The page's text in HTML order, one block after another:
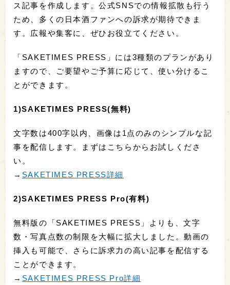
ス記事を作成します。公式SNSでの情報拡散も行う
ため、多くの日本酒ファンへの訴求が期待できま
す。広報や集客に、ぜひお役立てください。
「SAKETIMES PRESS」には3種類のプランがあり
ますので、ご要望やご予算に応じて、使い分けるこ
とができます。
1)SAKETIMES PRESS(無料)
文字数は400字以内、画像は1点のみのシンプルな記
事を配信します。まずはこちらからお試しくださ
い。
→ SAKETIMES PRESS詳細
2)SAKETIMES PRESS Pro(有料)
無料版の「SAKETIMES PRESS」よりも、文字
数・写真点数の制限を大幅に拡大しました。動画の
挿入も可能で、さらに訴求力の高い記事を配信する
ことができます。
→ SAKETIMES PRESS Pro詳細